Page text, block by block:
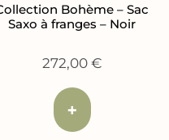
Bohème – Sac
Saxo à franges – Noir
272,00€